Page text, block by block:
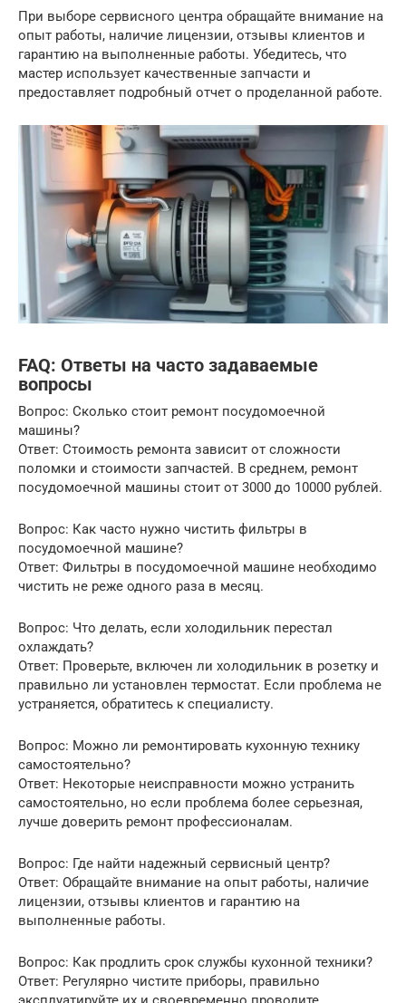
При выборе сервисного центра обращайте внимание на
опыт работы, наличие лицензии, отзывы клиентов и
гарантию на выполненные работы. Убедитесь, что
мастер использует качественные запчасти и
предоставляет подробный отчет о проделанной работе.
FAQ: Ответы на часто задаваемые
вопросы
Вопрос: Сколько стоит ремонт посудомоечной
машины?
Ответ: Стоимость ремонта зависит от сложности
поломки и стоимости запчастей. В среднем, ремонт
посудомоечной машины стоит от 3000 до 10000 рублей.
Вопрос: Как часто нужно чистить фильтры в
посудомоечной машине?
Ответ: Фильтры в посудомоечной машине необходимо
чистить не реже одного раза в месяц.
Вопрос: Что делать, если холодильник перестал
охлаждать?
Ответ: Проверьте, включен ли холодильник в розетку и
правильно ли установлен термостат. Если проблема не
устраняется, обратитесь к специалисту.
Вопрос: Можно ли ремонтировать кухонную технику
самостоятельно?
Ответ: Некоторые неисправности можно устранить
самостоятельно, но если проблема более серьезная,
лучше доверить ремонт профессионалам.
Вопрос: Где найти надежный сервисный центр?
Ответ: Обращайте внимание на опыт работы, наличие
лицензии, отзывы клиентов и гарантию на
выполненные работы.
Вопрос: Как продлить срок службы кухонной техники?
Ответ: Регулярно чистите приборы, правильно